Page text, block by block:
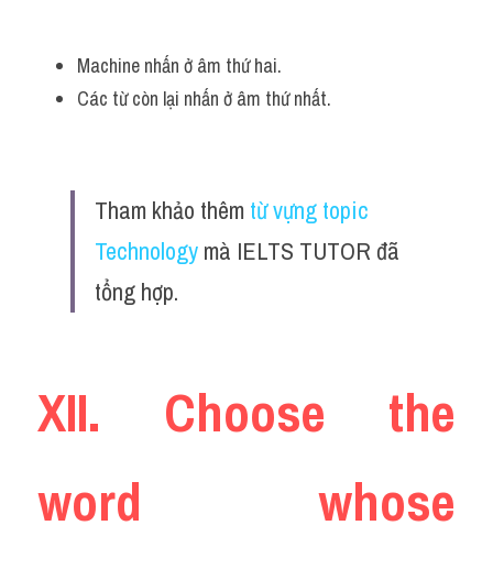
Machine nhấn ở âm thứ hai.
Các từ còn lại nhấn ở âm thứ nhất.
Tham khảo thêm từ vựng topic
Technology mà IELTS TUTOR đã
tổng hợp.
XII. Choose the
word whose